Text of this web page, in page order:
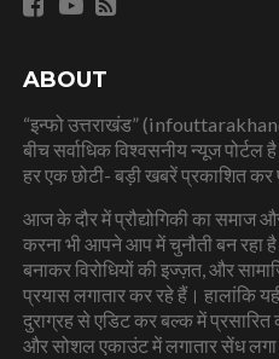
ABOUT
“इन्फो उत्तराखंड”
बीच सर्वाधिक विश्वसनीय न्यूज
हर एक छोटी- बड़ी खबरें प्रकाशित कर
आज के दौर में प्रौद्योगिकी का समाज
करना भी आपने आप में चुनौती बन रहा
बनाकर विरोधियों की इज्ज़त, और
प्रयास लगातार कर रहे हैं। हालांकि
दुराग्रह से एडिट कर बल्क में
और सोशल एकाउंट में लगातार सेंध लगा